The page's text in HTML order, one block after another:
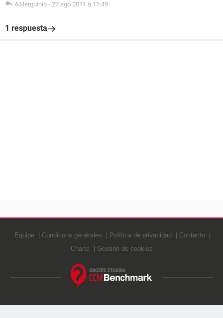
A.Herquinio - 27 ago 2011 à 11:49
1 respuesta
Equipe Conditions générales Política de privacidad
Contacto
Charte
Gestión de cookies